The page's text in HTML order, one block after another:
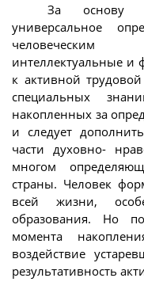
За основу
универсальное
человеческим
интеллектуальные и
к активной
специальных
накопленных за
и следует
части духовно-
многом
страны. Человек
всей жизни,
образования. Но
момента
воздействие
результативность